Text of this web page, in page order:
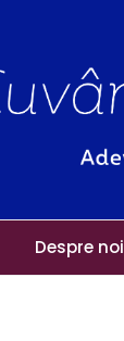
Despre noi